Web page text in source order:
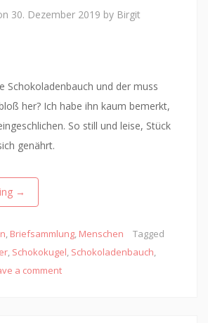
30. Dezember 2019 by Birgit
Schokoladenbauch und der muss
her? Ich habe ihn kaum bemerkt,
So still und leise, Stück
genährt.
→
, Briefsammlung, Menschen
Tagged
, Schokokugel, Schokoladenbauch,
a comment